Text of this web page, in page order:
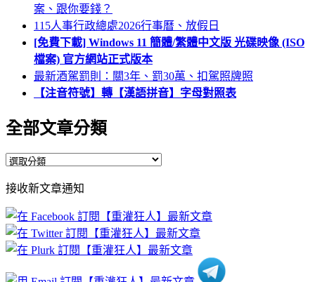
案、跟你要錢？
115人事行政總處2026行事曆、放假日
[免費下載] Windows 11 簡體/繁體中文版 光碟映像 (ISO
檔案) 官方網站正式版本
最新酒駕罰則：關3年、罰30萬、扣駕照牌照
【注音符號】轉【漢語拼音】字母對照表
全部文章分類
全
文
章
分
類
接收新文章通知